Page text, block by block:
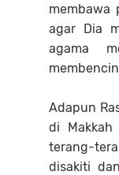
membawa
agar Dia
agama
Adapun
di Makkah
terang-
disakiti